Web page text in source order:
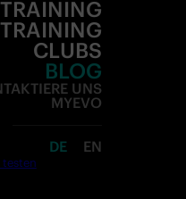
TRAINING
CLUBS
BLOG
UNS
MYEVO
DE EN
testen